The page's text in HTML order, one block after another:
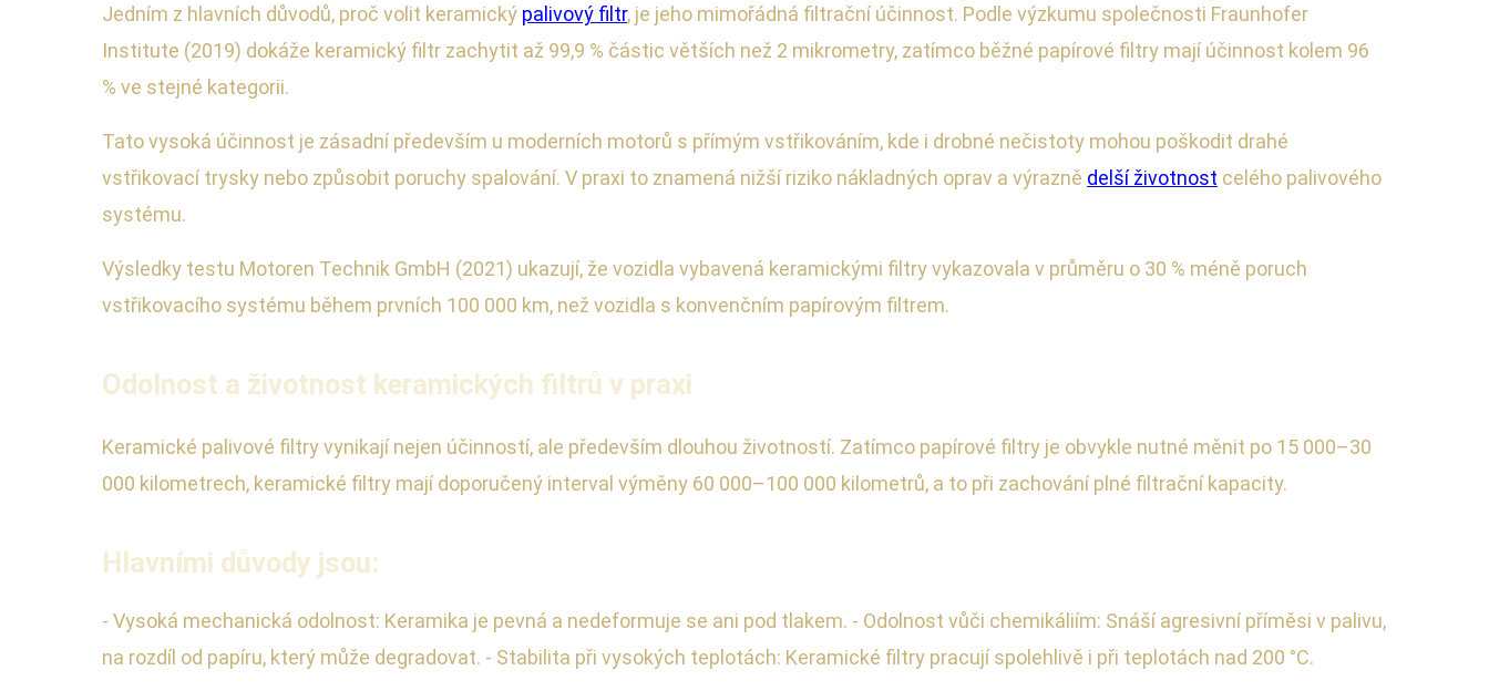
Jedním z hlavních důvodů, proč volit keramický palivový filtr, je jeho mimořádná filtrační účinnost. Podle výzkumu společnosti Fraunhofer
Institute (2019) dokáže keramický filtr zachytit až 99,9 % částic větších než 2 mikrometry, zatímco běžné papírové filtry mají účinnost kolem 96
% ve stejné kategorii.
Tato vysoká účinnost je zásadní především u moderních motorů s přímým vstřikováním, kde i drobné nečistoty mohou poškodit drahé
vstřikovací trysky nebo způsobit poruchy spalování. V praxi to znamená nižší riziko nákladných oprav a výrazně delší životnost celého palivového
systému.
Výsledky testu Motoren Technik GmbH (2021) ukazují, že vozidla vybavená keramickými filtry vykazovala v průměru o 30 % méně poruch
vstřikovacího systému během prvních 100 000 km, než vozidla s konvenčním papírovým filtrem.
Odolnost a životnost keramických filtrů v praxi
Keramické palivové filtry vynikají nejen účinností, ale především dlouhou životností. Zatímco papírové filtry je obvykle nutné měnit po 15 000–30
000 kilometrech, keramické filtry mají doporučený interval výměny 60 000–100 000 kilometrů, a to při zachování plné filtrační kapacity.
Hlavními důvody jsou:
- Vysoká mechanická odolnost: Keramika je pevná a nedeformuje se ani pod tlakem. - Odolnost vůči chemikáliím: Snáší agresivní příměsi v palivu,
na rozdíl od papíru, který může degradovat. - Stabilita při vysokých teplotách: Keramické filtry pracují spolehlivě i při teplotách nad 200 °C.